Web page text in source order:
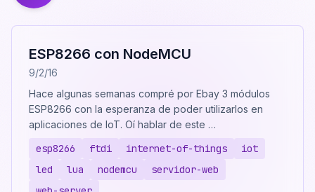
ESP8266 con NodeMCU
9/2/16
Hace algunas semanas compré por Ebay 3 módulos
ESP8266 con la esperanza de poder utilizarlos en
aplicaciones de IoT. Oí hablar de este …
esp8266 ftdi internet-of-things
iot
led
lua nodemcu
servidor-web